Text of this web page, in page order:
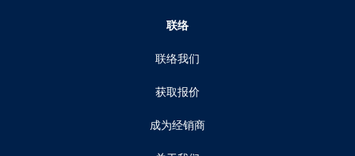
联络
联络我们
获取报价
成为经销商